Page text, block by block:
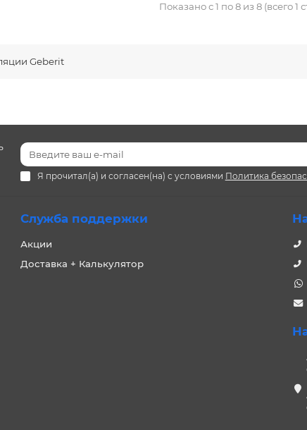
Показано с 1 по 8 из 8 (всего 1
Geberit
Я прочитал(а) и согласен(на) с условиями Политика
Служба поддержки
Акции
Доставка + Калькулятор